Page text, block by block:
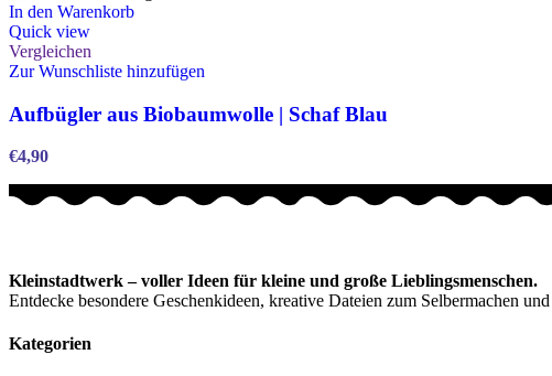
In den Warenkorb
Quick view
Vergleichen
Zur Wunschliste hinzufügen
Aufbügler aus Biobaumwolle | Schaf Blau
€4,90
Kleinstadtwerk – voller Ideen für kleine und große Lieblingsmenschen.
Entdecke besondere Geschenkideen, kreative Dateien zum Selbermachen
Kategorien